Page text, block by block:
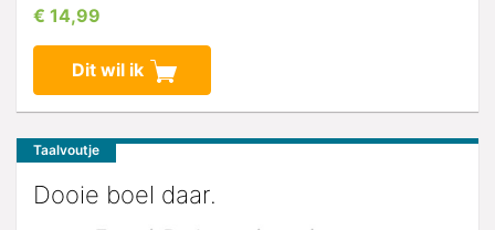
€ 14,99
Dit wil ik
Taalvoutje
Dooie boel daar.